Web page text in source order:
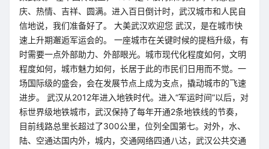
庆、热情、吉祥、圆满。进入百日倒计时，武汉城市和人民自
信地说，我们准备好了。 大美武汉欢迎您 武汉，是在城市快
速上升期邂逅军运会的。 一座城市在关键时候的提档升级，有
时需要一点外部助力、外部眼光。城市现代化程度如何，文明
程度如何，城市魅力如何，长居于此的市民们日用而不觉。一
场国际级的盛会，会在发展节点上成为支点，撬动城市的飞速
进步。 武汉从2012年进入地铁时代。进入“军运时间”以后，对
标世界级地铁城市，武汉保持了每年开通2条地铁线的节奏，
目前线路总里长超过了300公里，位列全国第七。对外，水、
陆、空通达国内外，城内，交通网络四通八达，武汉公共交通